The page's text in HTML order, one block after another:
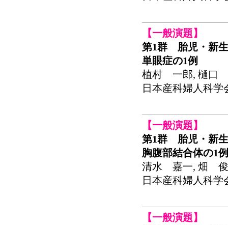
【一般演題】
第1群 胎児・新
単眼症の1例
植村 一郎, 樋口
日本産科婦人科学
【一般演題】
第1群 胎児・新
胸腹部結合体の1例
清水 嘉一, 畑
日本産科婦人科学
【一般演題】